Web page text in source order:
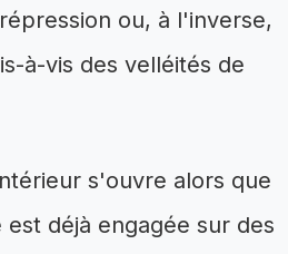
ou, à l'inverse,
à-vis des velléités de
s'ouvre alors que
déjà engagée sur des